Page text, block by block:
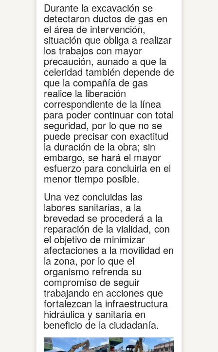
Durante la excavación se
detectaron ductos de gas en
el área de intervención,
situación que obliga a realizar
los trabajos con mayor
precaución, aunado a que la
celeridad también depende de
que la compañía de gas
realice la liberación
correspondiente de la línea
para poder continuar con total
seguridad, por lo que no se
puede precisar con exactitud
la duración de la obra; sin
embargo, se hará el mayor
esfuerzo para concluirla en el
menor tiempo posible.
Una vez concluidas las
labores sanitarias, a la
brevedad se procederá a la
reparación de la vialidad, con
el objetivo de minimizar
afectaciones a la movilidad en
la zona, por lo que el
organismo refrenda su
compromiso de seguir
trabajando en acciones que
fortalezcan la infraestructura
hidráulica y sanitaria en
beneficio de la ciudadanía.